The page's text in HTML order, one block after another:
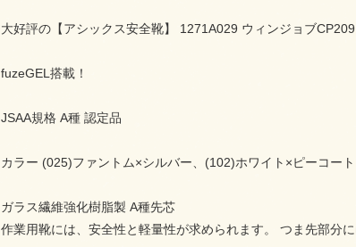
大好評の【アシックス安全靴】 1271A029 ウィンジョブ
fuzeGEL搭載！
JSAA規格 A種 認定品
カラー (025)ファントム×シルバー、(102)ホワイト×ピーコー
ガラス繊維強化樹脂製 A種先芯
作業用靴には、安全性と軽量性が求められます。 つま先部分